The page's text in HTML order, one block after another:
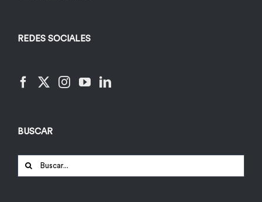
REDES SOCIALES
BUSCAR
Buscar: